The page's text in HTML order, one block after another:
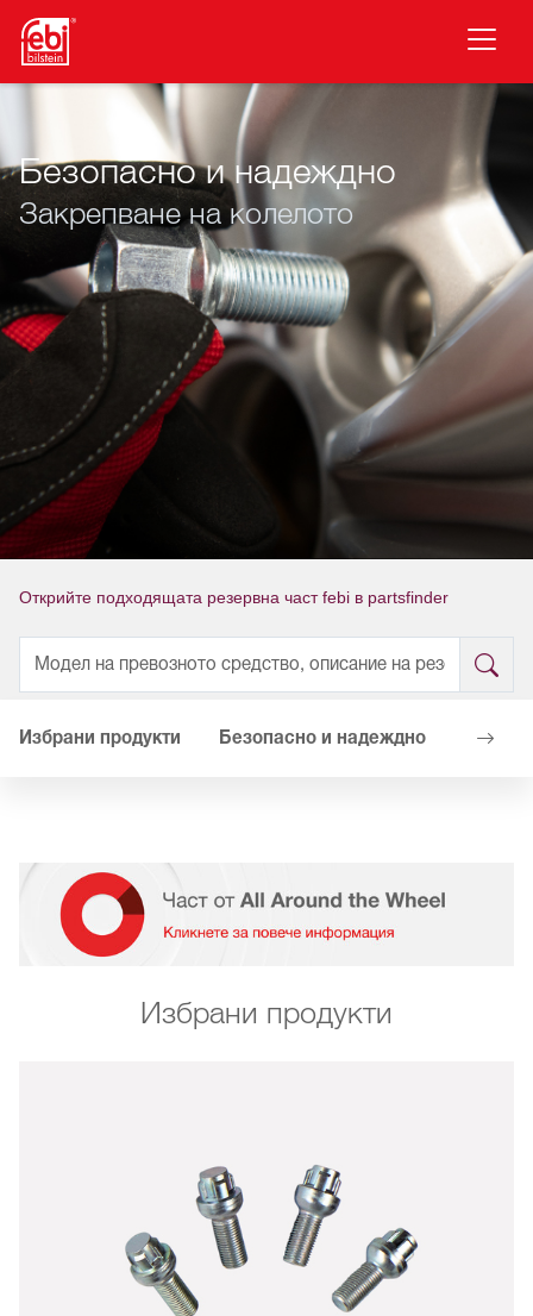
Премини към основното съдържание
Безопасно и надеждно
Закрепване на колелото
Открийте подходящата резервна част febi в partsfinder
Избрани продукти Безопасно и надеждно
Избрани продукти